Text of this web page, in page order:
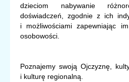
dzieciom nabywanie
doświadczeń, zgodnie z ich
i możliwościami zapewniając
osobowości.
Poznajemy swoją Ojczyznę,
i kulturę regionalną.